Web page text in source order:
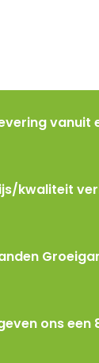
vanuit
kwaliteit
ons een